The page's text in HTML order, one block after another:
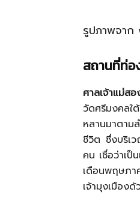
รูปภาพจาก
สถานที่ท่อ
ศาลเจ้าแม่ส
วัดศรีมงคลใ
หลานมาตาม
ชีวิต ซึ่งบริเ
คน เชื่อว่าเ
เดือนพฤษภา
เจ้ามุงเมืองด้